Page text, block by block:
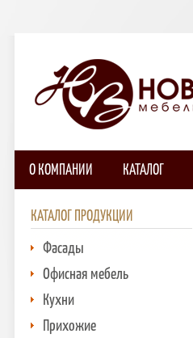
О КОМПАНИИ КАТАЛОГ
КАТАЛОГ ПРОДУКЦИИ
Фасады
Офисная мебель
Кухни
Прихожие